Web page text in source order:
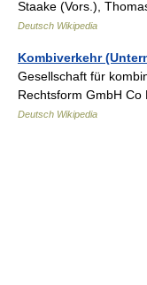
Staake (Vors.),
Deutsch Wikipedia
Kombiverkehr
Gesellschaft für
Rechtsform GmbH
Deutsch Wikipedia